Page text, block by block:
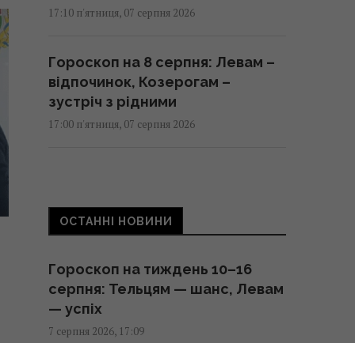
17:10 п'ятниця, 07 серпня 2026
Гороскоп на 8 серпня: Левам –
відпочинок, Козерогам –
зустріч з рідними
17:00 п'ятниця, 07 серпня 2026
аналог Patriot: аналітики
розповіли
Росія вдарила по футбольному
стадіону "Чорноморець" в
ОСТАННІ НОВИНИ
Гороскоп на тиждень 10–16
серпня: Тельцям — шанс, Левам
— успіх
7 серпня 2026, 17:09